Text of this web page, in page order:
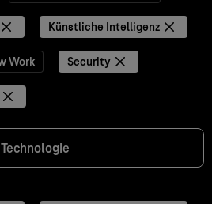
Künstliche Intelligenz
Work Security
Technologie